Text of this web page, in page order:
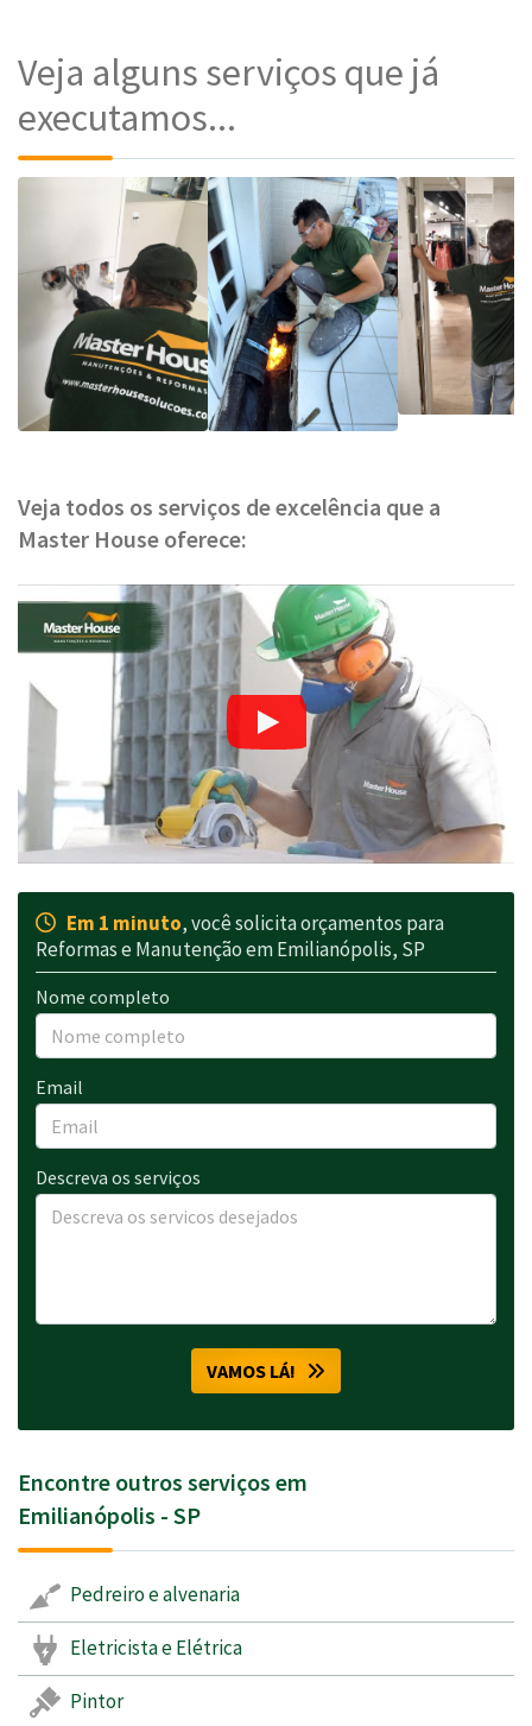
Veja alguns serviços que já
executamos...
Veja todos os serviços de excelência que a
Master House oferece:
Em 1 minuto, você solicita orçamentos para
Reformas e Manutenção em Emilianópolis, SP
Nome completo
Email
Descreva os serviços
VAMOS LÁ!
Encontre outros serviços em
Emilianópolis - SP
Pedreiro e alvenaria
Eletricista e Elétrica
Pintor